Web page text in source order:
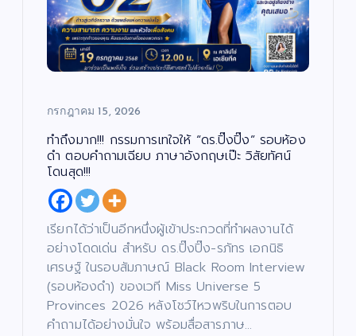
กรกฎาคม 15, 2026
ทำถึงมาก!!! กรรมการเทใจให้ “ดร.ปิ๊งปิ๊ง” รอบห้อง
ดำ ตอบคำถามเฉียบ ภาษาอังกฤษเป๊ะ วิสัยทัศน์
โดนสุด!!!
เรียกได้ว่าเป็นอีกหนึ่งผู้เข้าประกวดที่ทำผลงานได้
อย่างโดดเด่น สำหรับ ดร.ปิ๊งปิ๊ง-รภัทร เอกนิธิ
เศรษฐ์ ในรอบสัมภาษณ์ Black Room Interview
(รอบห้องดำ) ของเวที Miss Universe 5
Provinces 2026 หลังโชว์ไหวพริบในการตอบ
คำถามได้อย่างมั่นใจ พร้อมสื่อสารภาษ…